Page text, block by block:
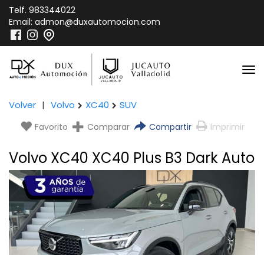
Telf. 983344022
Email: admon@duxautomocion.com
Volver | Volvo XC40 SUV
Favorito Comparar Compartir Imprimir
Volvo XC40 XC40 Plus B3 Dark Auto